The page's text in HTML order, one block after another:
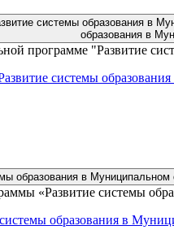
системы образования в
образования в
программе "Развитие
системы
образования в Муниципальном
«Развитие системы
образования в